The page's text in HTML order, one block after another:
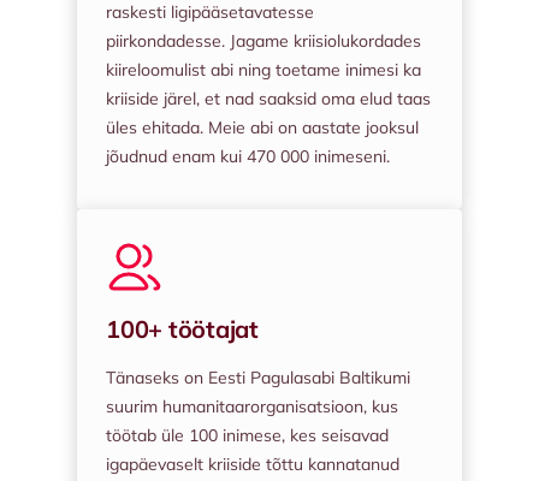
raskesti ligipääsetavatesse
piirkondadesse. Jagame kriisiolukordades
kiireloomulist abi ning toetame inimesi ka
kriiside järel, et nad saaksid oma elud taas
üles ehitada. Meie abi on aastate jooksul
jõudnud enam kui 470 000 inimeseni.
100+ töötajat
Tänaseks on Eesti Pagulasabi Baltikumi
suurim humanitaarorganisatsioon, kus
töötab üle 100 inimese, kes seisavad
igapäevaselt kriiside tõttu kannatanud